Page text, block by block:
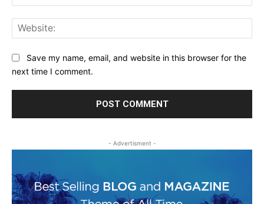
Save my name, email, and website in this browser for the
next time I comment.
- Advertisment -